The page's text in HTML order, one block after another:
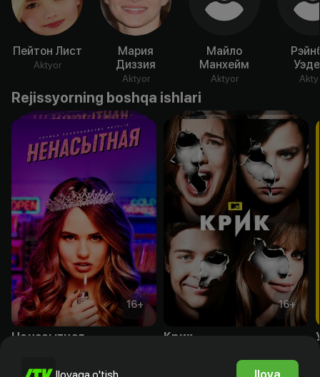
Пейтон Лист
Aktyor
Мария
Диззия
Aktyor
Майло
Манхейм
Aktyor
Rejissyorning boshqa ishlari
16+
Ненасытная
16+
Крик
Ilovaga o'tish Ilova